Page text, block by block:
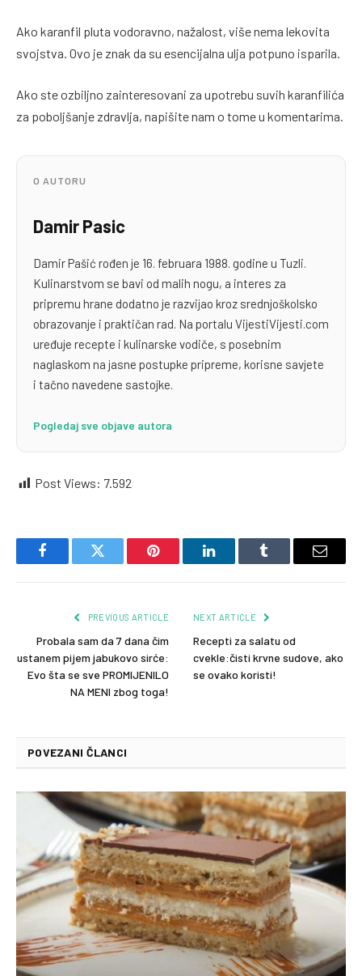
Ako karanfil pluta vodoravno, nažalost, više nema lekovita
svojstva. Ovo je znak da su esencijalna ulja potpuno isparila.
Ako ste ozbiljno zainteresovani za upotrebu suvih karanfilića
za poboljšanje zdravlja, napišite nam o tome u komentarima.
O AUTORU
Damir Pasic
Damir Pašić rođen je 16. februara 1988. godine u Tuzli.
Kulinarstvom se bavi od malih nogu, a interes za
pripremu hrane dodatno je razvijao kroz srednjoškolsko
obrazovanje i praktičan rad. Na portalu VijestiVijesti.com
uređuje recepte i kulinarske vodiče, s posebnim
naglaskom na jasne postupke pripreme, korisne savjete
i tačno navedene sastojke.
Pogledaj sve objave autora
Post Views: 7.592
FacebookTwitter Pinterest LinkedInTumblr Email
PREVIOUS ARTICLE
Probala sam da 7 dana čim
ustanem pijem jabukovo sirće:
Evo šta se sve PROMIJENILO
NA MENI zbog toga!
NEXT ARTICLE
Recepti za salatu od
cvekle:čisti krvne sudove, ako
se ovako koristi!
POVEZANI ČLANCI